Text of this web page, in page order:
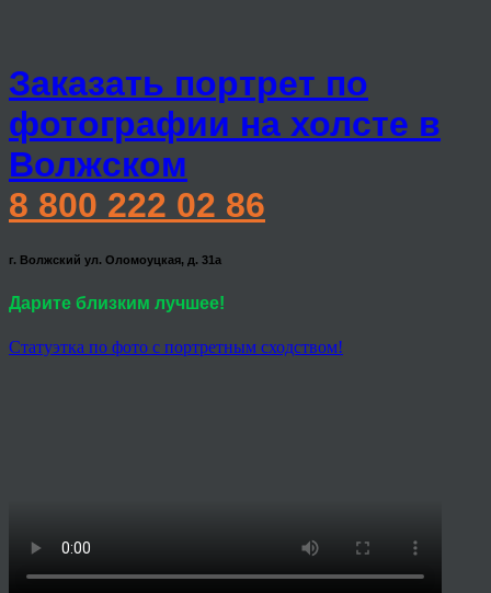
Заказать портрет по
фотографии на холсте в
Волжском
8 800 222 02 86
г. Волжский ул. Оломоуцкая, д. 31а
Дарите близким лучшее!
Статуэтка по фото с портретным сходством!